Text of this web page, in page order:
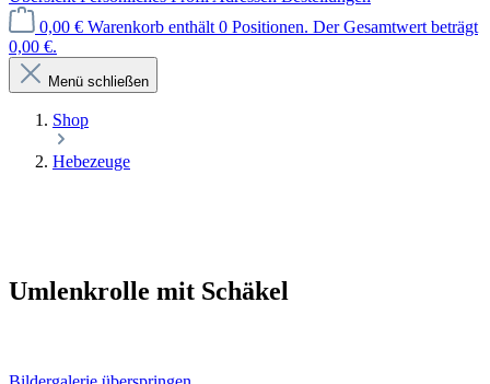
0,00 € Warenkorb enthält 0 Positionen. Der Gesamtwert beträgt
0,00 €.
Menü schließen
Shop
Hebezeuge
Umlenkrolle mit Schäkel